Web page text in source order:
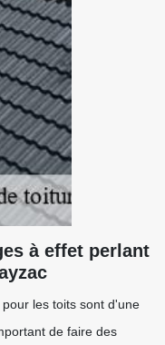
à effet perlant
les toits sont d'une
de faire des